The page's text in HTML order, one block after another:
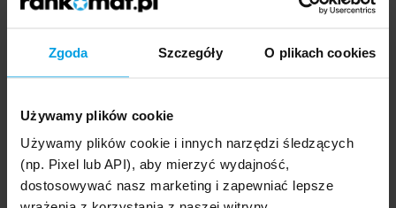
Zgoda Szczegóły O plikach cookies
Używamy plików cookie
Używamy plików cookie i innych narzędzi śledzących
(np. Pixel lub API), aby mierzyć wydajność,
dostosowywać nasz marketing i zapewniać lepsze
Przykład
Podczas szkolnej wycieczki do Chorwacji jedna z
uczennic doznała urazu podczas aktywności nad
wodą i potrzebowała pomocy ratowników. EKUZ
nie pokrywa kosztów ratownictwa, więc wydatki
związane z akcją i transportem musiałyby zostać